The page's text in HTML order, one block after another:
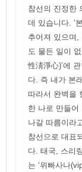
참선의 진정한
데 있습니다. ‘
추어져 있으며,
도 물든 일이
性淸淨心)’에
다. 즉 내가 본
따라서 완벽을
한 나로 만들어
나갈 따름이라
참선으로 대표
다. 태국, 스리
는 ‘위빠사나